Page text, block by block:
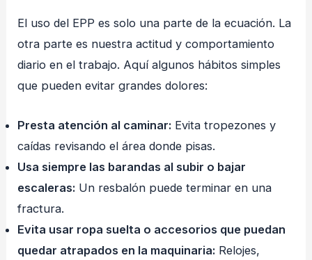
El uso del EPP es solo una parte de la ecuación. La
otra parte es nuestra actitud y comportamiento
diario en el trabajo. Aquí algunos hábitos simples
que pueden evitar grandes dolores:
Presta atención al caminar: Evita tropezones y
caídas revisando el área donde pisas.
Usa siempre las barandas al subir o bajar
escaleras: Un resbalón puede terminar en una
fractura.
Evita usar ropa suelta o accesorios que puedan
quedar atrapados en la maquinaria: Relojes,